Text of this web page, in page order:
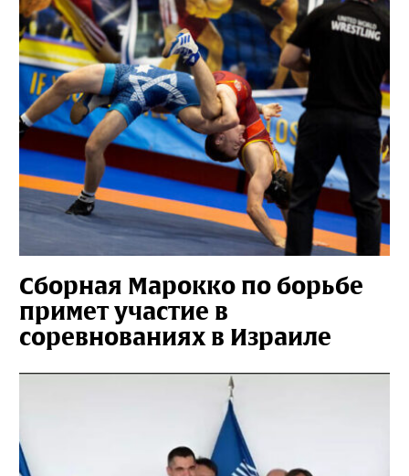
Сборная Марокко по борьбе
примет участие в
соревнованиях в Израиле